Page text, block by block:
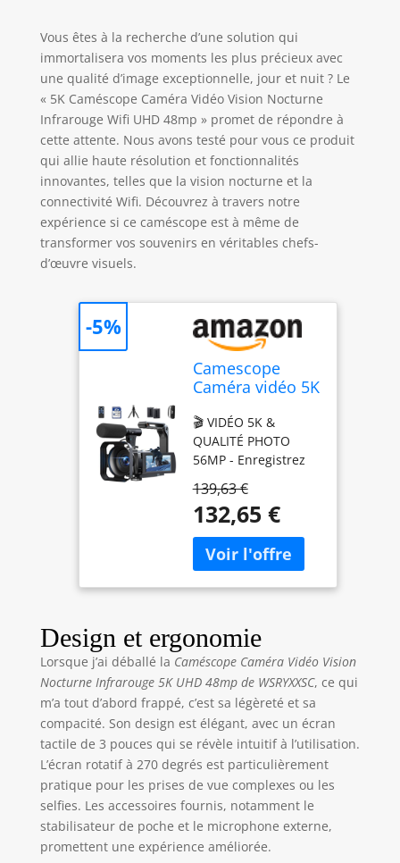
Vous êtes à la recherche d’une solution qui
immortalisera vos moments les plus précieux avec
une qualité d’image exceptionnelle, jour et nuit ? Le
« 5K Caméscope Caméra Vidéo Vision Nocturne
Infrarouge Wifi UHD 48mp » promet de répondre à
cette attente. Nous avons testé pour vous ce produit
qui allie haute résolution et fonctionnalités
innovantes, telles que la vision nocturne et la
connectivité Wifi. Découvrez à travers notre
expérience si ce caméscope est à même de
transformer vos souvenirs en véritables chefs-
d’œuvre visuels.
Camescope
Caméra vidéo 5K
camera youtube
Zoom
numérique 16X
caméscopes,
Écran tactile 3"
IR Vision
nocturne
camcorder video
camera avec 2
piles, carte 64
télécommande,
microphone
🎬 VIDÉO 5K &
QUALITÉ PHOTO
56MP - Enregistrez
époustouflantes à
25fps et des photos
56MP haute
résolution. L'écran
tactile 3" pivote à
270° – parfait pour le
les selfies. Le zoom
numérique 16X
rapproche les sujets
distants. Note:
Focale fixe, pas
d'autofocus.
Distance optimale:
0,6m+ 🌙 WIFI &
VISION NOCTURNE
IR - Vision nocturne
infrarouge pour des
captures claires
dans l'obscurité –
139,63 €
132,65 €
-5%
Design et ergonomie
Lorsque j’ai déballé la Caméscope Caméra Vidéo Vision
Nocturne Infrarouge 5K UHD 48mp de WSRYXXSC, ce qui
m’a tout d’abord frappé, c’est sa légèreté et sa
compacité. Son design est élégant, avec un écran
tactile de 3 pouces qui se révèle intuitif à l’utilisation.
L’écran rotatif à 270 degrés est particulièrement
pratique pour les prises de vue complexes ou les
selfies. Les accessoires fournis, notamment le
stabilisateur de poche et le microphone externe,
promettent une expérience améliorée.